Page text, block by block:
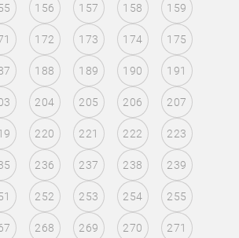
156 157 158 159
172 173 174 175
188 189 190 191
204 205 206 207
220 221 222 223
236 237 238 239
252 253 254 255
268 269 270 271